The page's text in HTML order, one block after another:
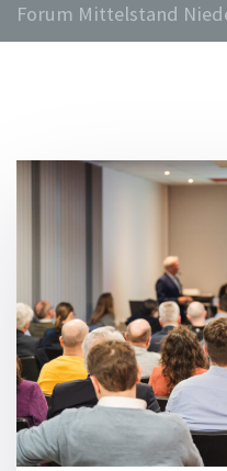
Forum Mittelstand